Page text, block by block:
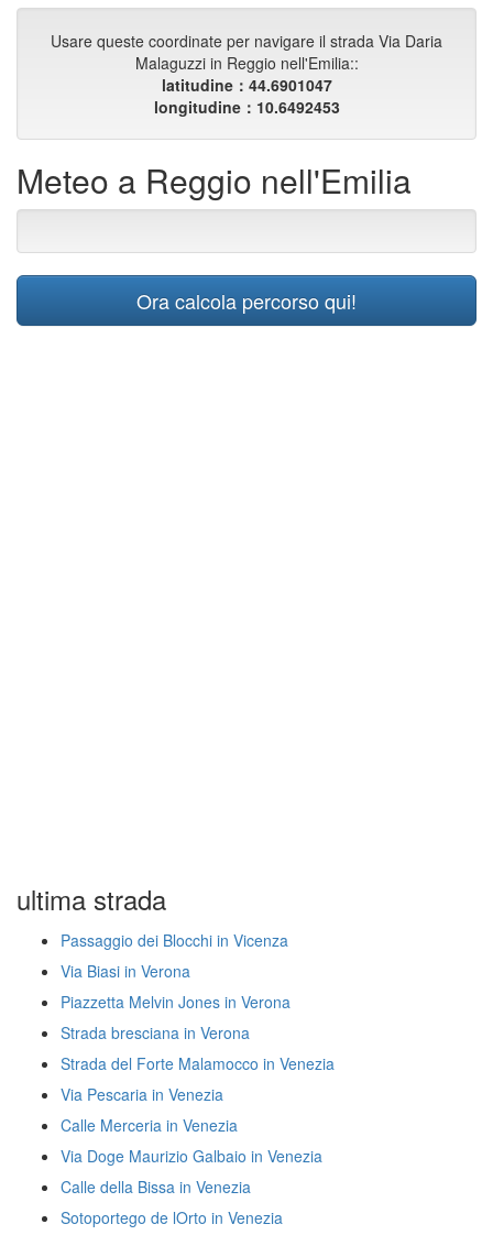
Usare queste coordinate per navigare il strada Via Daria
Malaguzzi in Reggio nell'Emilia::
latitudine：44.6901047
longitudine：10.6492453
Meteo a Reggio nell'Emilia
Ora calcola percorso qui!
ultima strada
Passaggio dei Blocchi in Vicenza
Via Biasi in Verona
Piazzetta Melvin Jones in Verona
Strada bresciana in Verona
Strada del Forte Malamocco in Venezia
Via Pescaria in Venezia
Calle Merceria in Venezia
Via Doge Maurizio Galbaio in Venezia
Calle della Bissa in Venezia
Sotoportego de lOrto in Venezia